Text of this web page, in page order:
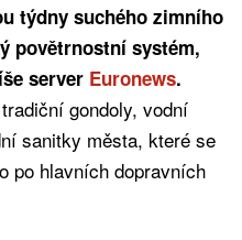
týdny suchého zimního
povětrnostní systém,
server Euronews.
gondoly, vodní
sanitky města, které se
po hlavních dopravních